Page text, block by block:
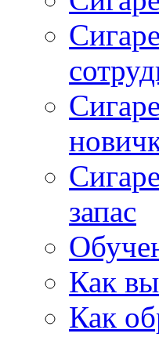
запас
Как
Как